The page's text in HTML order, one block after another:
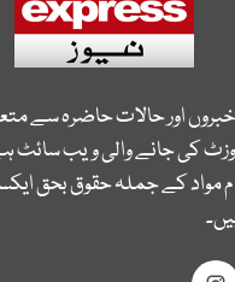
خبروں اور حالات حاضرہ سے
کی جانے والی ویب
مواد کے جملہ حقوق بحق